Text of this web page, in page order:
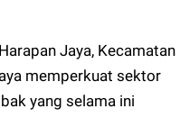
Jaya, Kecamatan
memperkuat sektor
yang selama ini